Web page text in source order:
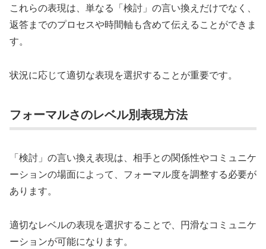
これらの表現は、単なる「検討」の言い換えだけでなく、
返答までのプロセスや時間軸も含めて伝えることができま
す。
状況に応じて適切な表現を選択することが重要です。
フォーマルさのレベル別表現方法
「検討」の言い換え表現は、相手との関係性やコミュニケ
ーションの場面によって、フォーマル度を調整する必要が
あります。
適切なレベルの表現を選択することで、円滑なコミュニケ
ーションが可能になります。